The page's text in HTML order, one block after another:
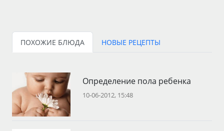
ПОХОЖИЕ БЛЮДА НОВЫЕ РЕЦЕПТЫ
Определение пола ребенка
10-06-2012, 15:48